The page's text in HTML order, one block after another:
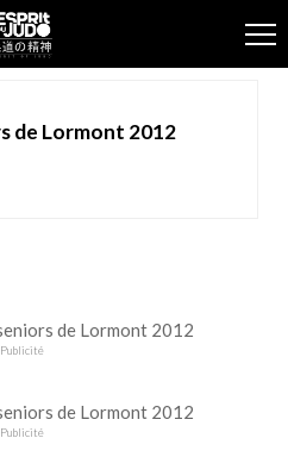
de Lormont 2012
Publicité
Publicité